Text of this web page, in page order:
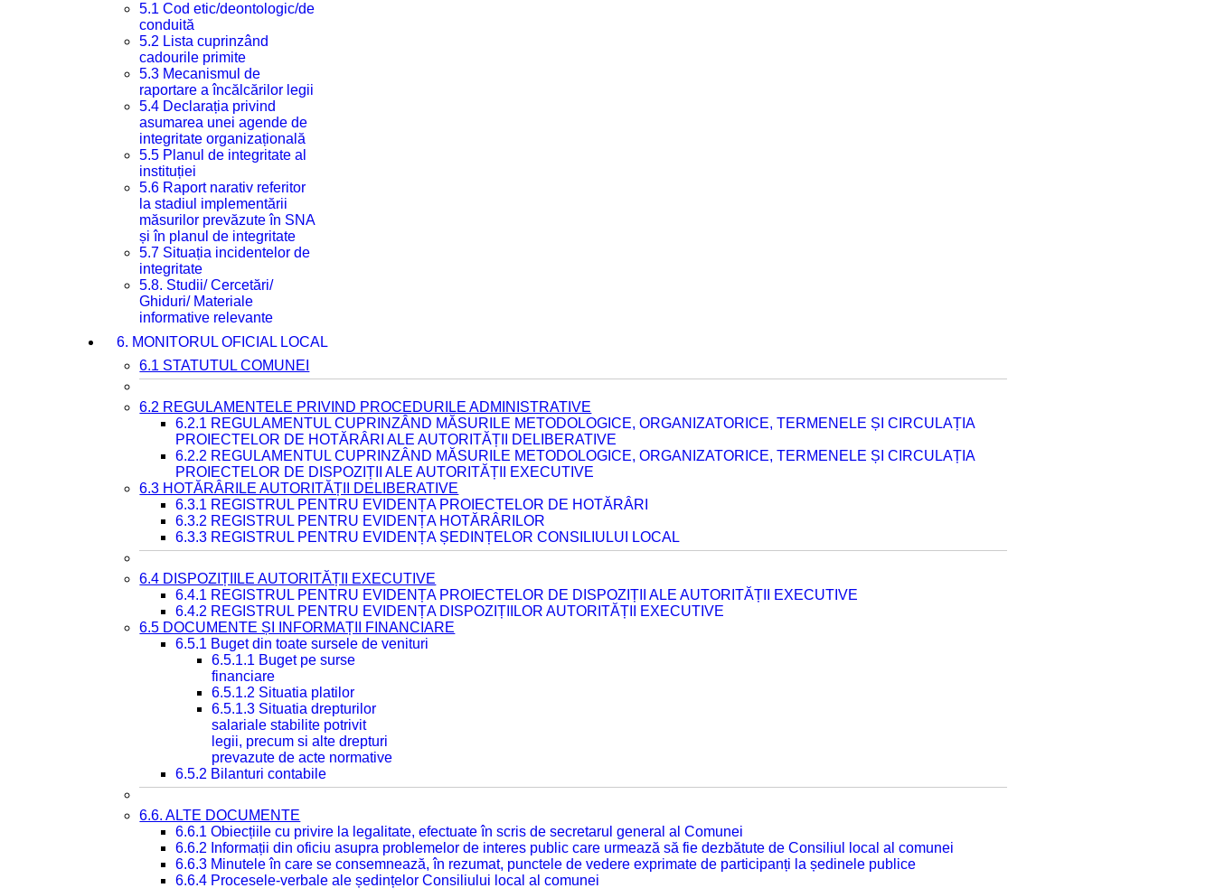
5.1 Cod etic/deontologic/de
conduită
5.2 Lista cuprinzând
cadourile primite
5.3 Mecanismul de
raportare a încălcărilor legii
5.4 Declarația privind
asumarea unei agende de
integritate organizațională
5.5 Planul de integritate al
instituției
5.6 Raport narativ referitor
la stadiul implementării
măsurilor prevăzute în SNA
și în planul de integritate
5.7 Situația incidentelor de
integritate
5.8. Studii/ Cercetări/
Ghiduri/ Materiale
informative relevante
6. MONITORUL OFICIAL LOCAL
6.1 STATUTUL COMUNEI
6.2 REGULAMENTELE PRIVIND PROCEDURILE ADMINISTRATIVE
6.2.1 REGULAMENTUL CUPRINZÂND MĂSURILE METODOLOGICE, ORGANIZATORICE, TERMENELE ȘI CIRCULAȚIA
PROIECTELOR DE HOTĂRÂRI ALE AUTORITĂȚII DELIBERATIVE
6.2.2 REGULAMENTUL CUPRINZÂND MĂSURILE METODOLOGICE, ORGANIZATORICE, TERMENELE ȘI CIRCULAȚIA
PROIECTELOR DE DISPOZIȚII ALE AUTORITĂȚII EXECUTIVE
6.3 HOTĂRÂRILE AUTORITĂȚII DELIBERATIVE
6.3.1 REGISTRUL PENTRU EVIDENȚA PROIECTELOR DE HOTĂRÂRI
6.3.2 REGISTRUL PENTRU EVIDENȚA HOTĂRÂRILOR
6.3.3 REGISTRUL PENTRU EVIDENȚA ȘEDINȚELOR CONSILIULUI LOCAL
6.4 DISPOZIȚIILE AUTORITĂȚII EXECUTIVE
6.4.1 REGISTRUL PENTRU EVIDENȚA PROIECTELOR DE DISPOZIȚII ALE AUTORITĂȚII EXECUTIVE
6.4.2 REGISTRUL PENTRU EVIDENȚA DISPOZIȚIILOR AUTORITĂȚII EXECUTIVE
6.5 DOCUMENTE ȘI INFORMAȚII FINANCIARE
6.5.1 Buget din toate sursele de venituri
6.5.1.1 Buget pe surse
financiare
6.5.1.2 Situatia platilor
6.5.1.3 Situatia drepturilor
salariale stabilite potrivit
legii, precum si alte drepturi
prevazute de acte normative
6.5.2 Bilanturi contabile
6.6. ALTE DOCUMENTE
6.6.1 Obiecțiile cu privire la legalitate, efectuate în scris de secretarul general al Comunei
6.6.2 Informații din oficiu asupra problemelor de interes public care urmează să fie dezbătute de Consiliul local al comunei
6.6.3 Minutele în care se consemnează, în rezumat, punctele de vedere exprimate de participanți la ședinele publice
6.6.4 Procesele-verbale ale ședințelor Consiliului local al comunei